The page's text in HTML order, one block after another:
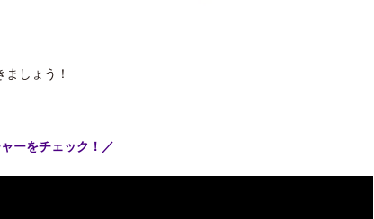
しょう！
ーをチェック！／